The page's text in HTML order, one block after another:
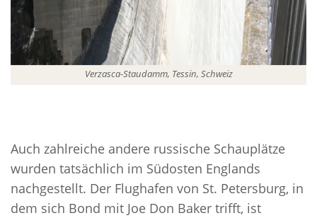
Verzasca-Staudamm, Tessin, Schweiz
Auch zahlreiche andere russische Schauplätze
wurden tatsächlich im Südosten Englands
nachgestellt. Der Flughafen von St. Petersburg, in
dem sich Bond mit Joe Don Baker trifft, ist